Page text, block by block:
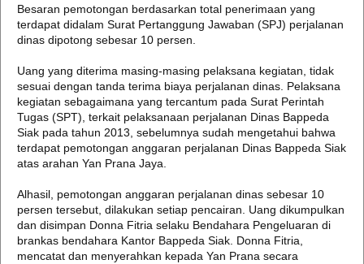
Besaran pemotongan berdasarkan total penerimaan yang
terdapat didalam Surat Pertanggung Jawaban (SPJ) perjalanan
dinas dipotong sebesar 10 persen.
Uang yang diterima masing-masing pelaksana kegiatan, tidak
sesuai dengan tanda terima biaya perjalanan dinas. Pelaksana
kegiatan sebagaimana yang tercantum pada Surat Perintah
Tugas (SPT), terkait pelaksanaan perjalanan Dinas Bappeda
Siak pada tahun 2013, sebelumnya sudah mengetahui bahwa
terdapat pemotongan anggaran perjalanan Dinas Bappeda Siak
atas arahan Yan Prana Jaya.
Alhasil, pemotongan anggaran perjalanan dinas sebesar 10
persen tersebut, dilakukan setiap pencairan. Uang dikumpulkan
dan disimpan Donna Fitria selaku Bendahara Pengeluaran di
brankas bendahara Kantor Bappeda Siak. Donna Fitria,
mencatat dan menyerahkan kepada Yan Prana secara